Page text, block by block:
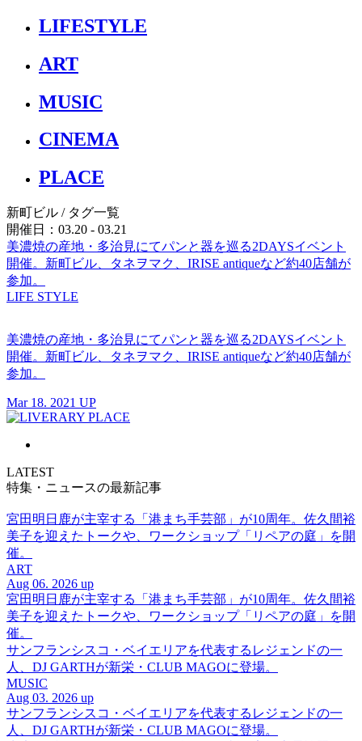
LIFESTYLE
ART
MUSIC
CINEMA
PLACE
新町ビル / タグ一覧
開催日：03.20 - 03.21
美濃焼の産地・多治見にてパンと器を巡る2DAYSイベント
開催。新町ビル、タネヲマク、IRISE antiqueなど約40店舗が
参加。
LIFE STYLE
美濃焼の産地・多治見にてパンと器を巡る2DAYSイベント
開催。新町ビル、タネヲマク、IRISE antiqueなど約40店舗が
参加。
Mar 18. 2021 UP
LATEST
特集・ニュースの最新記事
宮田明日鹿が主宰する「港まち手芸部」が10周年。佐久間裕
美子を迎えたトークや、ワークショップ「リペアの庭」を開
催。
ART
Aug 06. 2026 up
宮田明日鹿が主宰する「港まち手芸部」が10周年。佐久間裕
美子を迎えたトークや、ワークショップ「リペアの庭」を開
催。
サンフランシスコ・ベイエリアを代表するレジェンドの一
人、DJ GARTHが新栄・CLUB MAGOに登場。
MUSIC
Aug 03. 2026 up
サンフランシスコ・ベイエリアを代表するレジェンドの一
人、DJ GARTHが新栄・CLUB MAGOに登場。